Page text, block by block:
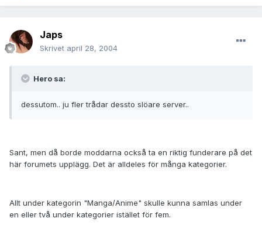
Japs
Skrivet april 28, 2004
Hero sa:
dessutom.. ju fler trådar dessto slöare server..
Sant, men då borde moddarna också ta en riktig funderare på det
här forumets upplägg. Det är alldeles för många kategorier.
Allt under kategorin "Manga/Anime" skulle kunna samlas under
en eller två under kategorier istället för fem.